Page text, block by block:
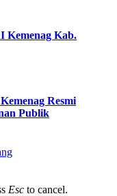
Kemenag Kab.
Resmi
Publik
Esc to cancel.